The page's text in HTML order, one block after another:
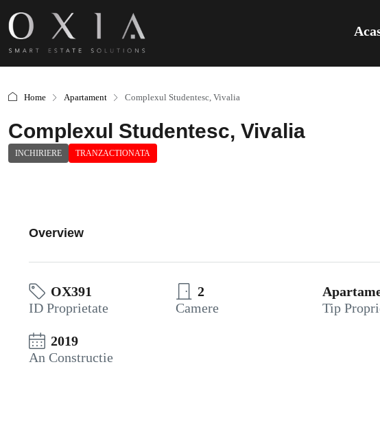
Home Apartament Complexul Studentesc, Vivalia
Complexul Studentesc, Vivalia
INCHIRIERE TRANZACTIONATA
Overview
OX391
ID Proprietate
2
Camere
Tip
2019
An Constructie